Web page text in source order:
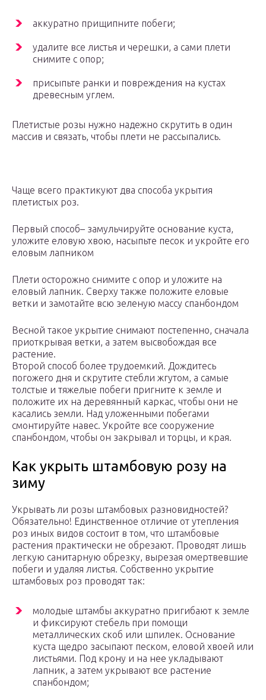
аккуратно прищипните побеги;
удалите все листья и черешки, а сами плети
снимите с опор;
присыпьте ранки и повреждения на кустах
древесным углем.
Плетистые розы нужно надежно скрутить в один
массив и связать, чтобы плети не рассыпались.
Чаще всего практикуют два способа укрытия
плетистых роз.
Первый способ– замульчируйте основание куста,
уложите еловую хвою, насыпьте песок и укройте его
еловым лапником
Плети осторожно снимите с опор и уложите на
еловый лапник. Сверху также положите еловые
ветки и замотайте всю зеленую массу спанбондом
Весной такое укрытие снимают постепенно, сначала
приоткрывая ветки, а затем высвобождая все
растение.
Второй способ более трудоемкий. Дождитесь
погожего дня и скрутите стебли жгутом, а самые
толстые и тяжелые побеги пригните к земле и
положите их на деревянный каркас, чтобы они не
касались земли. Над уложенными побегами
смонтируйте навес. Укройте все сооружение
спанбондом, чтобы он закрывал и торцы, и края.
Как укрыть штамбовую розу на
зиму
Укрывать ли розы штамбовых разновидностей?
Обязательно! Единственное отличие от утепления
роз иных видов состоит в том, что штамбовые
растения практически не обрезают. Проводят лишь
легкую санитарную обрезку, вырезая омертвевшие
побеги и удаляя листья. Собственно укрытие
штамбовых роз проводят так:
молодые штамбы аккуратно пригибают к земле
и фиксируют стебель при помощи
металлических скоб или шпилек. Основание
куста щедро засыпают песком, еловой хвоей или
листьями. Под крону и на нее укладывают
лапник, а затем укрывают все растение
спанбондом;